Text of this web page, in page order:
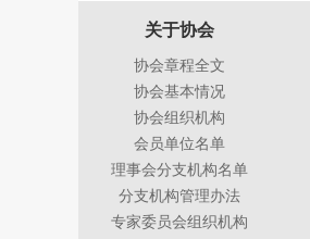
关于协会
协会章程全文
协会基本情况
协会组织机构
会员单位名单
理事会分支机构名单
分支机构管理办法
专家委员会组织机构